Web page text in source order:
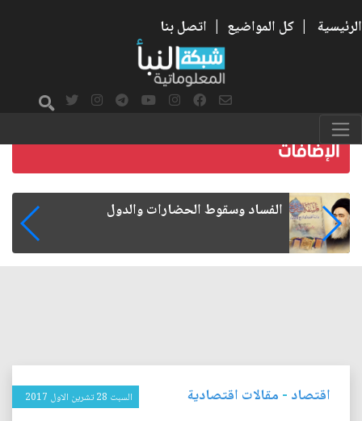
الرئيسية | كل المواضيع | اتصل بنا
رواتب الموظفين على صفيح ساخن
اقتصاد - مقالات اقتصادية السبت 28 تشرين الاول 2017